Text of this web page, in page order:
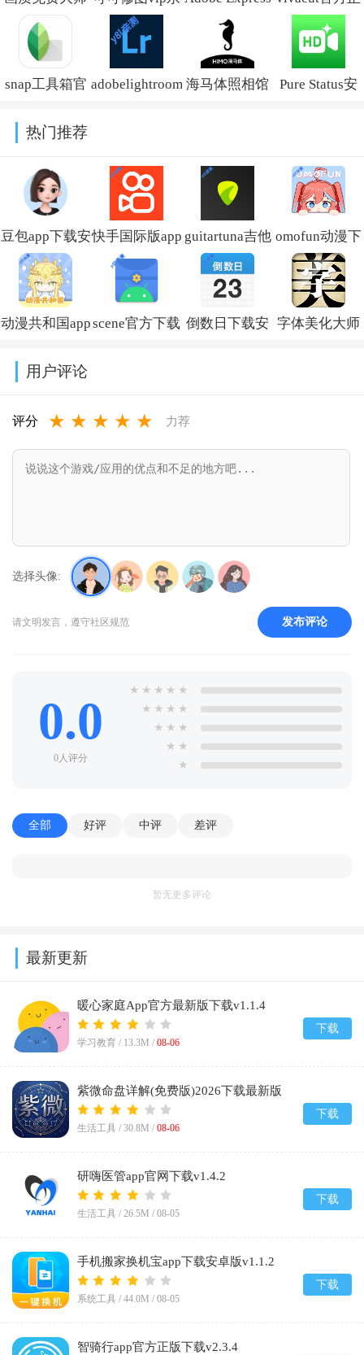
安卓版v1.0.5 久无需付费 手机版v30.7.0 版最新版
snap工具箱官 adobelightroom 海马体照相馆 Pure Status安
热门推荐
豆包app下载安
装新版本
v14.5.0
快手国际版app
免费下载安装
(Kwai)v13.6.40.545802
guitartuna吉他
调音器下载免
费版v7.97.0
omofun动漫下
载最新版
v1.1.73
动漫共和国appscene官方下载 倒数日下载安 字体美化大师
用户评论
评分 ★ ★ ★ ★ ★ 力荐
选择头像:
请文明发言，遵守社区规范 发布评论
0.0
0人评分
★ ★ ★ ★ ★
★ ★ ★ ★
★ ★ ★
★ ★
★
全部 好评 中评 差评
暂无更多评论
最新更新
暖心家庭App官方最新版下载v1.1.4
学习教育 / 13.3M / 08-06
下载
紫微命盘详解(免费版)2026下载最新版
v1.1
生活工具 / 30.8M / 08-06
下载
研嗨医管app官网下载v1.4.2
生活工具 / 26.5M / 08-05
下载
手机搬家换机宝app下载安卓版v1.1.2
系统工具 / 44.0M / 08-05
下载
智骑行app官方正版下载v2.3.4